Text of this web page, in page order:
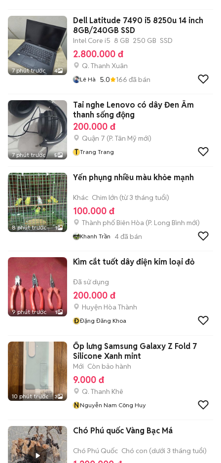
7 phút trước 4
Dell Latitude 7490 i5 8250u 14 inch
8GB/240GB SSD
Intel Core i5 8 GB 250 GB SSD
2.800.000 đ
Q. Thanh Xuân
Lê Hà 5.0 166 đã bán
7 phút trước 5
Tai nghe Lenovo có dây Đen Âm
thanh sống động
200.000 đ
Quận 7 (P. Tân Mỹ mới)
T Trang Trang
8 phút trước 1
Yến phụng nhiều màu khỏe mạnh
Khác Chim lớn (từ 3 tháng tuổi)
100.000 đ
Thành phố Biên Hòa (P. Long Bình mới)
Khanh Trần 4đã bán
9 phút trước 1
Kìm cắt tuốt dây điện kim loại đỏ
Đã sử dụng
200.000 đ
Huyện Hòa Thành
ĐĐặng Đăng Khoa
10 phút trước 3
Ốp lưng Samsung Galaxy Z Fold 7
Silicone Xanh mint
Mới Còn bảo hành
9.000 đ
Q. Thanh Khê
NNguyễn Nam Công Huy
Chó Phú quốc Vàng Bạc Má
Chó Phú Quốc Chó con (dưới 3 tháng tuổi)